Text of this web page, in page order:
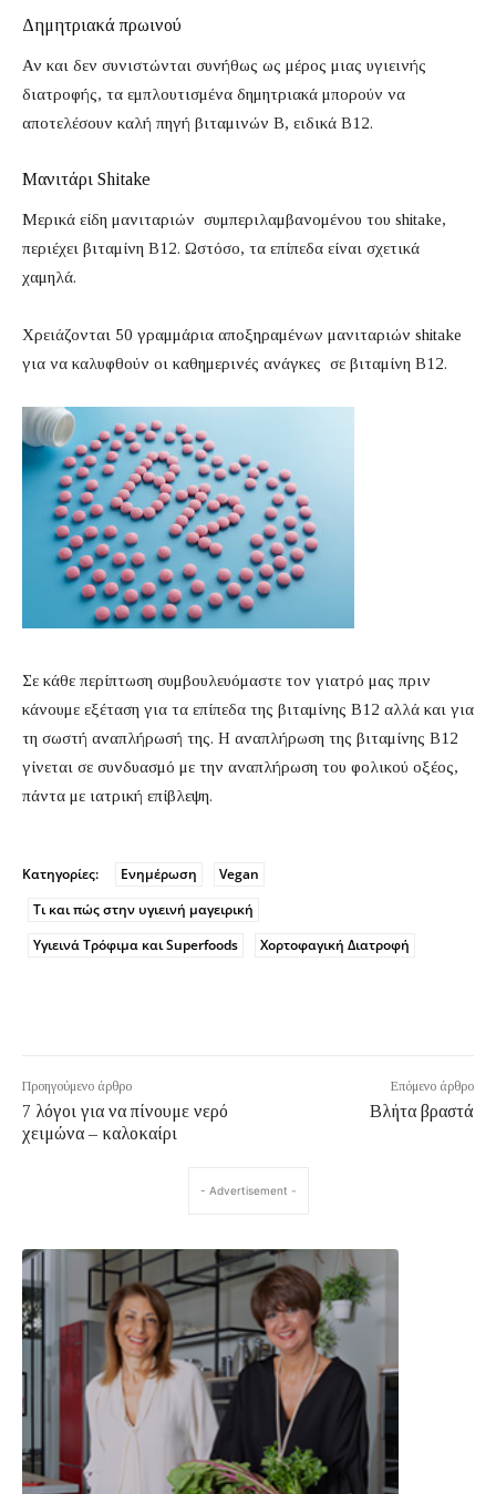
Δημητριακά πρωινού
Αν και δεν συνιστώνται συνήθως ως μέρος μιας υγιεινής
διατροφής, τα εμπλουτισμένα δημητριακά μπορούν να
αποτελέσουν καλή πηγή βιταμινών Β, ειδικά Β12.
Μανιτάρι Shitake
Μερικά είδη μανιταριών συμπεριλαμβανομένου του shitake,
περιέχει βιταμίνη Β12. Ωστόσο, τα επίπεδα είναι σχετικά
χαμηλά.
Χρειάζονται 50 γραμμάρια αποξηραμένων μανιταριών shitake
για να καλυφθούν οι καθημερινές ανάγκες σε βιταμίνη Β12.
Σε κάθε περίπτωση συμβουλευόμαστε τον γιατρό μας πριν
κάνουμε εξέταση για τα επίπεδα της βιταμίνης B12 αλλά και για
τη σωστή αναπλήρωσή της. Η αναπλήρωση της βιταμίνης B12
γίνεται σε συνδυασμό με την αναπλήρωση του φολικού οξέος,
πάντα με ιατρική επίβλεψη.
Κατηγορίες: Ενημέρωση
Vegan
Τι και πώς στην υγιεινή μαγειρική
Υγιεινά Τρόφιμα και Superfoods
Χορτοφαγική Διατροφή
Προηγούμενο άρθρο
7 λόγοι για να πίνουμε νερό
χειμώνα – καλοκαίρι
Επόμενο άρθρο
Βλήτα βραστά
- Advertisement -